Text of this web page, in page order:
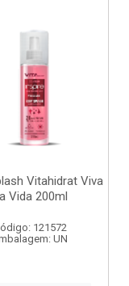
Vitahidrat Viva
Vida 200ml
121572
UN